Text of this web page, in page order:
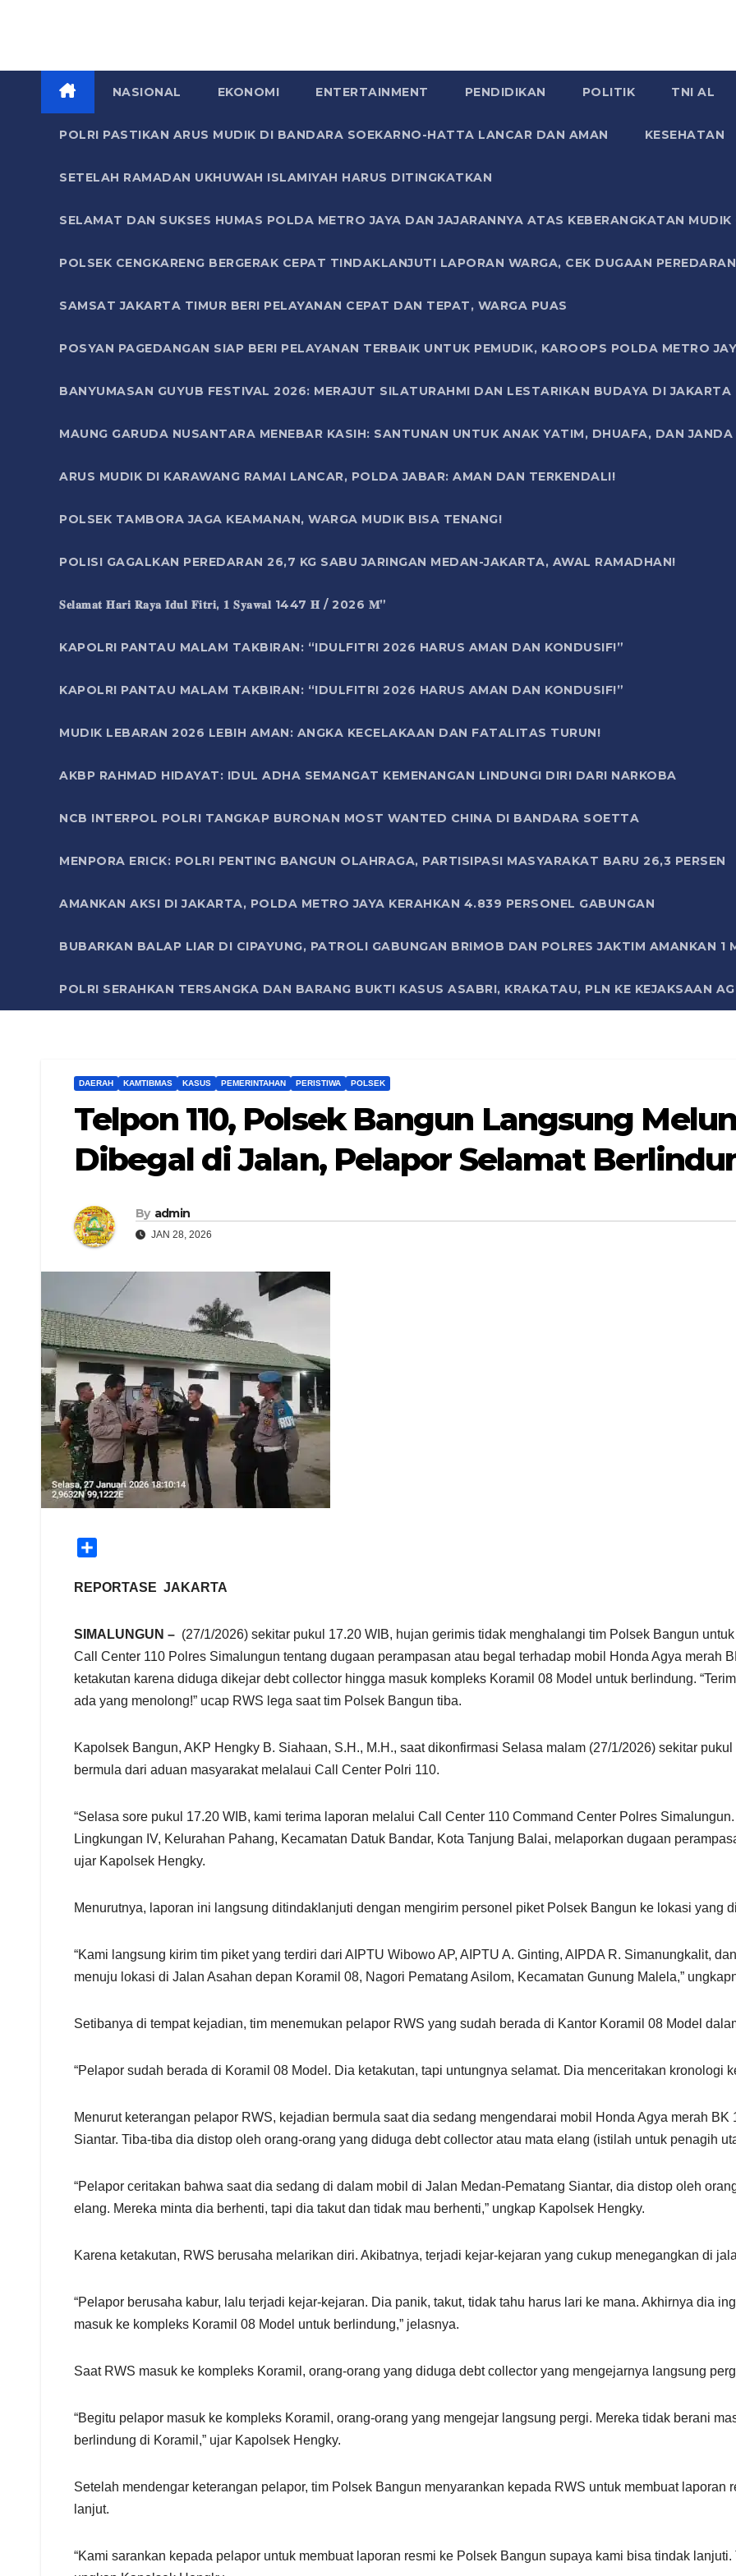
NASIONAL EKONOMI ENTERTAINMENT PENDIDIKAN POLITIK TNI AL
POLRI PASTIKAN ARUS MUDIK DI BANDARA SOEKARNO-HATTA LANCAR DAN AMAN KESEHATAN
SETELAH RAMADAN UKHUWAH ISLAMIYAH HARUS DITINGKATKAN
SELAMAT DAN SUKSES HUMAS POLDA METRO JAYA DAN JAJARANNYA ATAS KEBERANGKATAN
POLSEK CENGKARENG BERGERAK CEPAT TINDAKLANJUTI LAPORAN WARGA, CEK DUGAAN
SAMSAT JAKARTA TIMUR BERI PELAYANAN CEPAT DAN TEPAT, WARGA PUAS
POSYAN PAGEDANGAN SIAP BERI PELAYANAN TERBAIK UNTUK PEMUDIK, KAROOPS POLDA METRO
BANYUMASAN GUYUB FESTIVAL 2026: MERAJUT SILATURAHMI DAN LESTARIKAN BUDAYA DI JAKARTA
MAUNG GARUDA NUSANTARA MENEBAR KASIH: SANTUNAN UNTUK ANAK YATIM, DHUAFA, DAN
ARUS MUDIK DI KARAWANG RAMAI LANCAR, POLDA JABAR: AMAN DAN TERKENDALI!
POLSEK TAMBORA JAGA KEAMANAN, WARGA MUDIK BISA TENANG!
POLISI GAGALKAN PEREDARAN 26,7 KG SABU JARINGAN MEDAN-JAKARTA, AWAL RAMADHAN!
𝐒𝐞𝐥𝐚𝐦𝐚𝐭 𝐇𝐚𝐫𝐢 𝐑𝐚𝐲𝐚 𝐈𝐝𝐮𝐥 𝐅𝐢𝐭𝐫𝐢, 𝟏 𝐒𝐲𝐚𝐰𝐚𝐥 1447 𝐇 / 2026 𝐌”
KAPOLRI PANTAU MALAM TAKBIRAN: “IDULFITRI 2026 HARUS AMAN DAN KONDUSIF!”
KAPOLRI PANTAU MALAM TAKBIRAN: “IDULFITRI 2026 HARUS AMAN DAN KONDUSIF!”
MUDIK LEBARAN 2026 LEBIH AMAN: ANGKA KECELAKAAN DAN FATALITAS TURUN!
AKBP RAHMAD HIDAYAT: IDUL ADHA SEMANGAT KEMENANGAN LINDUNGI DIRI DARI NARKOBA
NCB INTERPOL POLRI TANGKAP BURONAN MOST WANTED CHINA DI BANDARA SOETTA
MENPORA ERICK: POLRI PENTING BANGUN OLAHRAGA, PARTISIPASI MASYARAKAT BARU 26,3 PERSEN
AMANKAN AKSI DI JAKARTA, POLDA METRO JAYA KERAHKAN 4.839 PERSONEL GABUNGAN
BUBARKAN BALAP LIAR DI CIPAYUNG, PATROLI GABUNGAN BRIMOB DAN POLRES JAKTIM AMANKAN 1
POLRI SERAHKAN TERSANGKA DAN BARANG BUKTI KASUS ASABRI, KRAKATAU, PLN KE KEJAKSAAN
DAERAH KAMTIBMAS KASUS PEMERINTAHAN PERISTIWA POLSEK
Telpon 110, Polsek Bangun Langsung
Dibegal di Jalan, Pelapor Selamat
By admin
JAN 28, 2026
a
e
REPORTASE JAKARTA
SIMALUNGUN – (27/1/2026) sekitar pukul 17.20 WIB, hujan gerimis tidak menghalangi tim Polsek Bangun
Call Center 110 Polres Simalungun tentang dugaan perampasan atau begal terhadap mobil Honda Agya merah
ketakutan karena diduga dikejar debt collector hingga masuk kompleks Koramil 08 Model untuk berlindung.
ada yang menolong!” ucap RWS lega saat tim Polsek Bangun tiba.
Kapolsek Bangun, AKP Hengky B. Siahaan, S.H., M.H., saat dikonfirmasi Selasa malam (27/1/2026) sekitar
bermula dari aduan masyarakat melalaui Call Center Polri 110.
“Selasa sore pukul 17.20 WIB, kami terima laporan melalui Call Center 110 Command Center Polres
Lingkungan IV, Kelurahan Pahang, Kecamatan Datuk Bandar, Kota Tanjung Balai, melaporkan dugaan
ujar Kapolsek Hengky.
Menurutnya, laporan ini langsung ditindaklanjuti dengan mengirim personel piket Polsek Bangun ke lokasi yang
“Kami langsung kirim tim piket yang terdiri dari AIPTU Wibowo AP, AIPTU A. Ginting, AIPDA R. Simanungkalit,
menuju lokasi di Jalan Asahan depan Koramil 08, Nagori Pematang Asilom, Kecamatan Gunung Malela,”
Setibanya di tempat kejadian, tim menemukan pelapor RWS yang sudah berada di Kantor Koramil 08 Model
“Pelapor sudah berada di Koramil 08 Model. Dia ketakutan, tapi untungnya selamat. Dia menceritakan kronologi
Menurut keterangan pelapor RWS, kejadian bermula saat dia sedang mengendarai mobil Honda Agya merah
Siantar. Tiba-tiba dia distop oleh orang-orang yang diduga debt collector atau mata elang (istilah untuk penagih
“Pelapor ceritakan bahwa saat dia sedang di dalam mobil di Jalan Medan-Pematang Siantar, dia distop oleh
elang. Mereka minta dia berhenti, tapi dia takut dan tidak mau berhenti,” ungkap Kapolsek Hengky.
Karena ketakutan, RWS berusaha melarikan diri. Akibatnya, terjadi kejar-kejaran yang cukup menegangkan di
“Pelapor berusaha kabur, lalu terjadi kejar-kejaran. Dia panik, takut, tidak tahu harus lari ke mana. Akhirnya dia
masuk ke kompleks Koramil 08 Model untuk berlindung,” jelasnya.
Saat RWS masuk ke kompleks Koramil, orang-orang yang diduga debt collector yang mengejarnya langsung
“Begitu pelapor masuk ke kompleks Koramil, orang-orang yang mengejar langsung pergi. Mereka tidak berani
berlindung di Koramil,” ujar Kapolsek Hengky.
Setelah mendengar keterangan pelapor, tim Polsek Bangun menyarankan kepada RWS untuk membuat
lanjut.
“Kami sarankan kepada pelapor untuk membuat laporan resmi ke Polsek Bangun supaya kami bisa tindak